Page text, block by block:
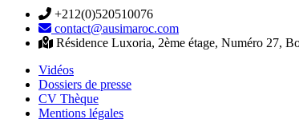
+212(0)520510076
contact@ausimaroc.com
Résidence Luxoria, 2ème étage, Numéro 27,
Vidéos
Dossiers de presse
CV Thèque
Mentions légales